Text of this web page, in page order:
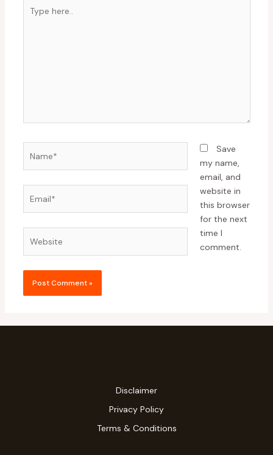
Save
my name,
email, and
website in
this browser
for the next
time I
comment.
Disclaimer
Privacy Policy
Terms & Conditions